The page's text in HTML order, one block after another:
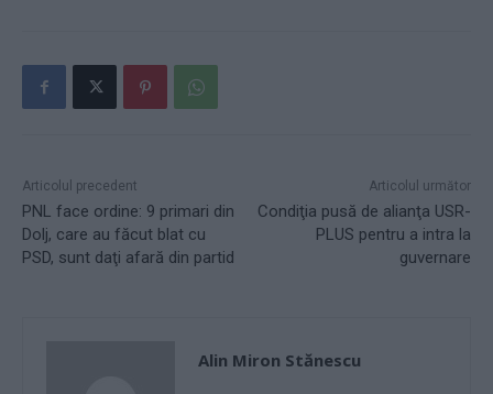
Articolul precedent
PNL face ordine: 9 primari din
Dolj, care au făcut blat cu
PSD, sunt daţi afară din partid
Articolul următor
Condiţia pusă de alianţa USR-
PLUS pentru a intra la
guvernare
Alin Miron Stănescu